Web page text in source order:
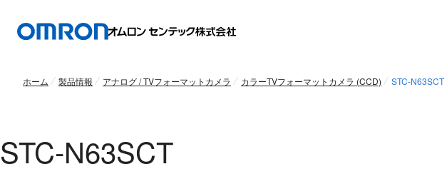
ホーム 製品情報 アナログ / TVフォーマットカメラ カラーTVフォーマットカメラ (CCD) STC-N63SCT
STC-N63SCT